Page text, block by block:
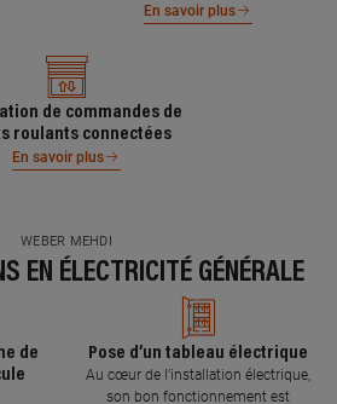
En savoir plus
de commandes de
roulants connectées
En savoir plus
WEBER MEHDI
EN ÉLECTRICITÉ GÉNÉRALE
de
Pose d’un tableau électrique
Au cœur de l’installation électrique,
son bon fonctionnement est